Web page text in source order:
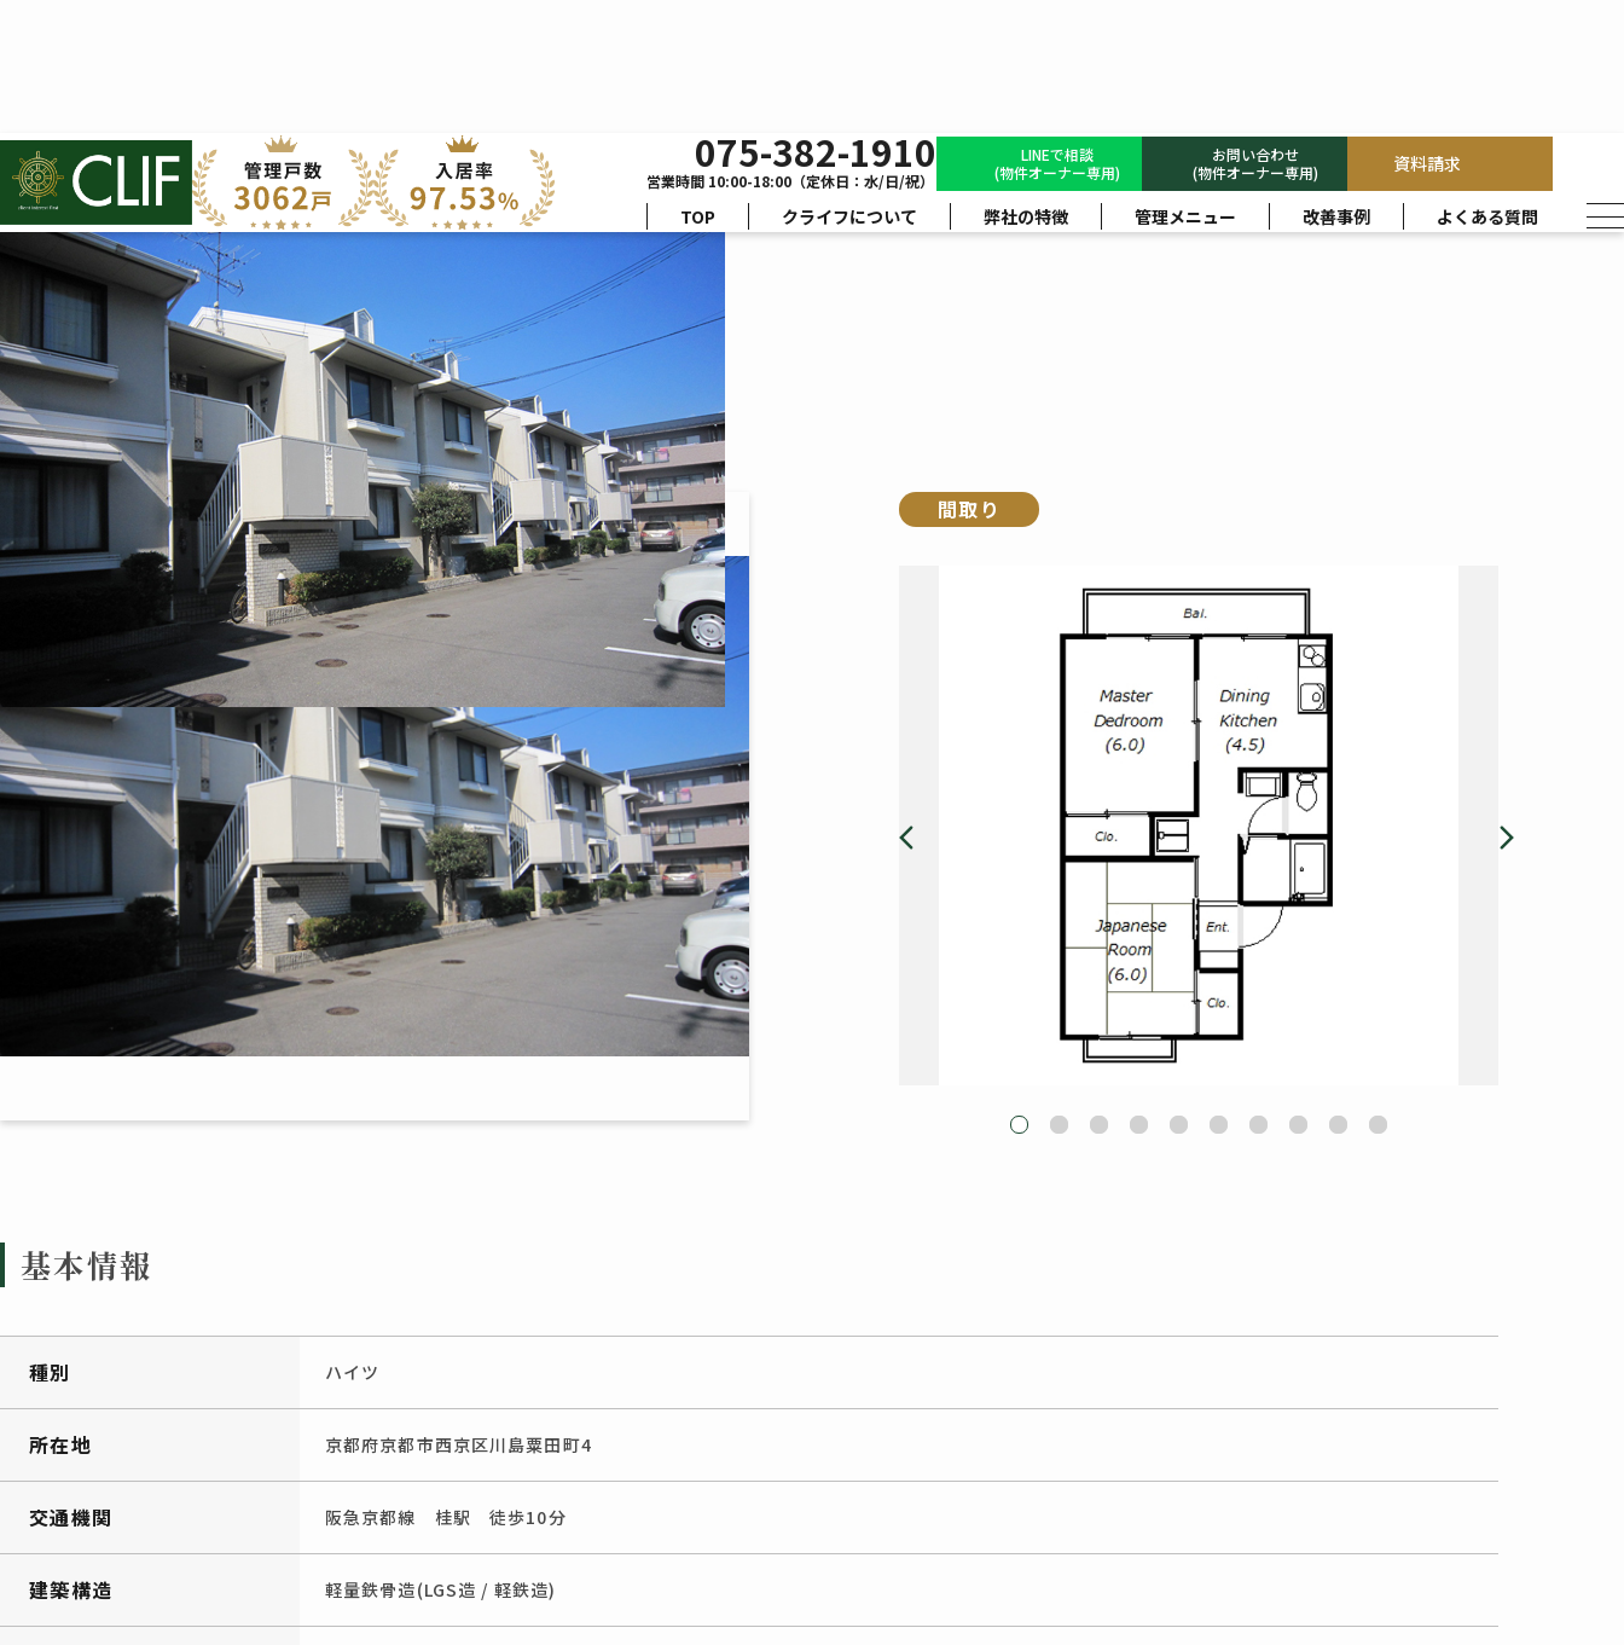
075-382-1910
営業時間 10:00-18:00（定休日：水/日/祝）
LINEで相談
(物件オーナー専用)
お問い合わせ
(物件オーナー専用)
資料請求
TOP クライフについて 弊社の特徴 管理メニュー 改善事例 よくある質問
セジュール辻井
株式会社クライフ>管理物件の紹介>
セジュール辻井
間取り
基本情報
種別 ハイツ
所在地 京都府京都市西京区川島粟田町4
交通機関 阪急京都線 桂駅 徒歩10分
建築構造 軽量鉄骨造(LGS造 / 軽鉄造)